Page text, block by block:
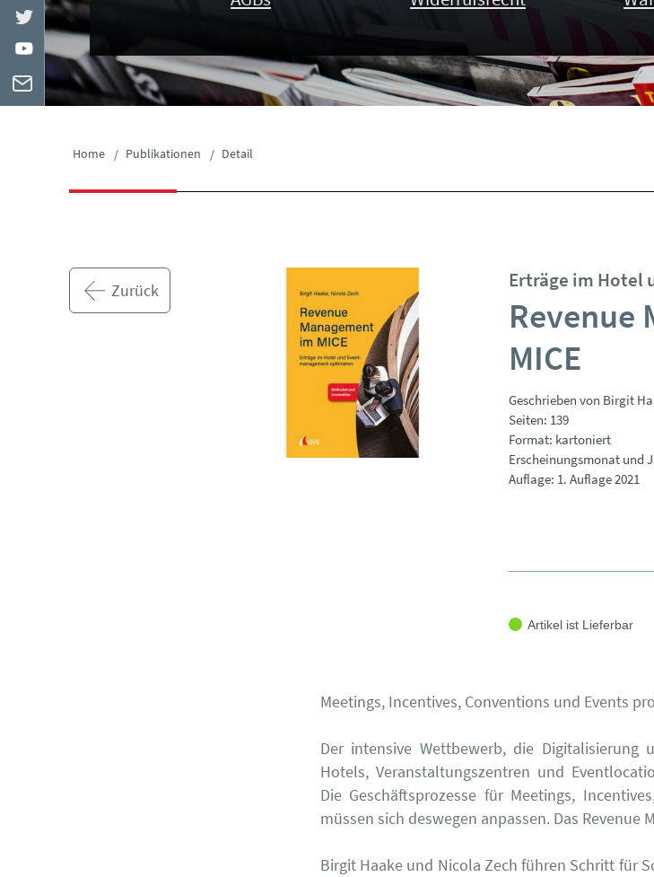
Home Publikationen Detail
Zurück Erträge im Hotel
Revenue
MICE
Geschrieben von Birgit
Seiten: 139
Format: kartoniert
Erscheinungsmonat und
Auflage: 1. Auflage 2021
Artikel ist Lieferbar
Meetings, Incentives, Conventions und Events
Der intensive Wettbewerb, die Digitalisierung
Hotels, Veranstaltungszentren und
Die Geschäftsprozesse für Meetings,
müssen sich deswegen anpassen. Das Revenue
Birgit Haake und Nicola Zech führen Schritt für